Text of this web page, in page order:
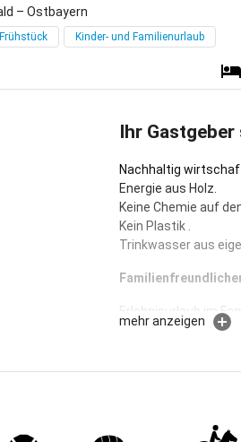
– Ostbayern
Frühstück Kinder- und Familienurlaub
Ihr
Nachhaltig
Energie aus Holz.
Keine Chemie auf
Kein Plastik .
Trinkwasser aus
Erlebnisurlaub im
Kinder. Spielplatz
Herzen des
mehr anzeigen